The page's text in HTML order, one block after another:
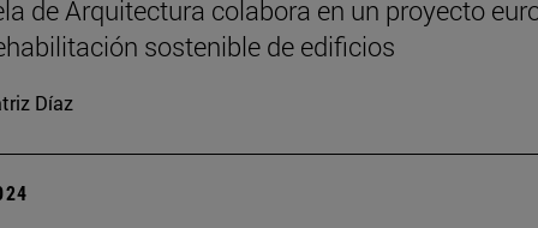
de Arquitectura colabora en un proyecto
sostenible de edificios
Díaz